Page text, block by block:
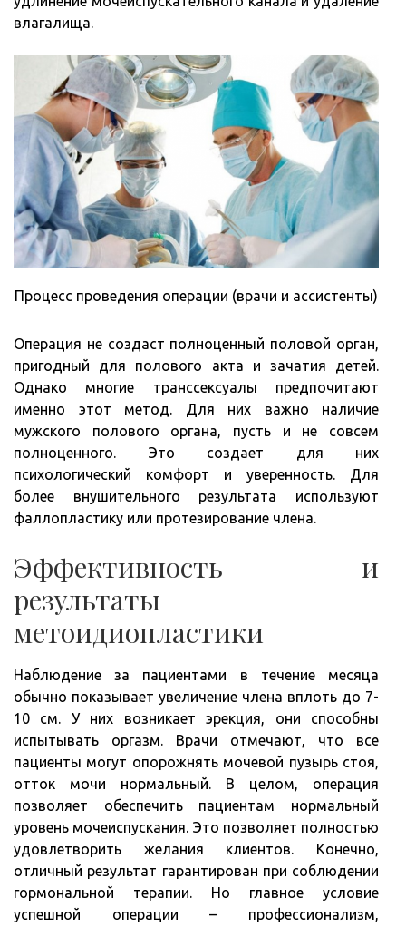
влагалища.
Процесс проведения операции (врачи и ассистенты)
Операция не создаст полноценный половой орган,
пригодный для полового акта и зачатия детей.
Однако многие транссексуалы предпочитают
именно этот метод. Для них важно наличие
мужского полового органа, пусть и не совсем
полноценного. Это создает для них
психологический комфорт и уверенность. Для
более внушительного результата используют
фаллопластику или протезирование члена.
Эффективность и
результаты
метоидиопластики
Наблюдение за пациентами в течение месяца
обычно показывает увеличение члена вплоть до 7-
10 см. У них возникает эрекция, они способны
испытывать оргазм. Врачи отмечают, что все
пациенты могут опорожнять мочевой пузырь стоя,
отток мочи нормальный. В целом, операция
позволяет обеспечить пациентам нормальный
уровень мочеиспускания. Это позволяет полностью
удовлетворить желания клиентов. Конечно,
отличный результат гарантирован при соблюдении
гормональной терапии. Но главное условие
успешной операции – профессионализм,